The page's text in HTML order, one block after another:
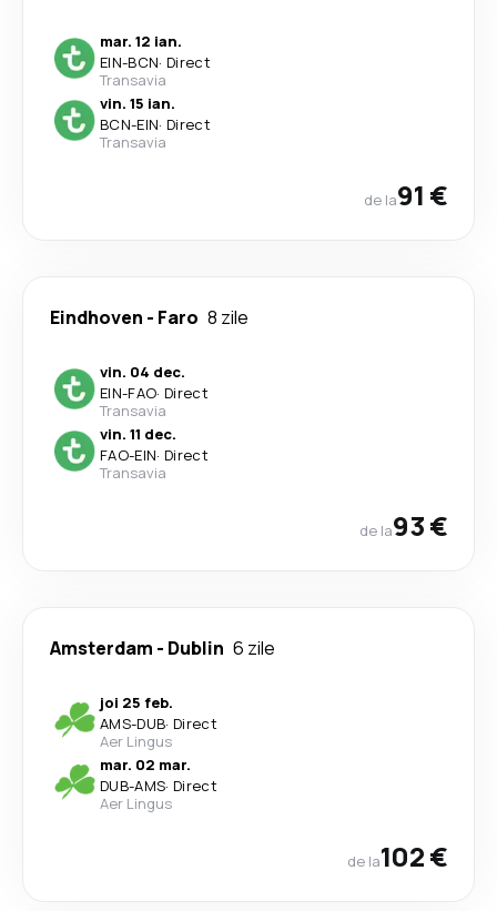
mar. 12 ian.
EIN-BCN· Direct
Transavia
vin. 15 ian.
BCN-EIN· Direct
Transavia
de la91 €
Eindhoven - Faro 8 zile
vin. 04 dec.
EIN-FAO· Direct
Transavia
vin. 11 dec.
FAO-EIN· Direct
Transavia
de la93 €
Amsterdam - Dublin 6 zile
joi 25 feb.
AMS-DUB· Direct
Aer Lingus
mar. 02 mar.
DUB-AMS· Direct
Aer Lingus
de la102 €